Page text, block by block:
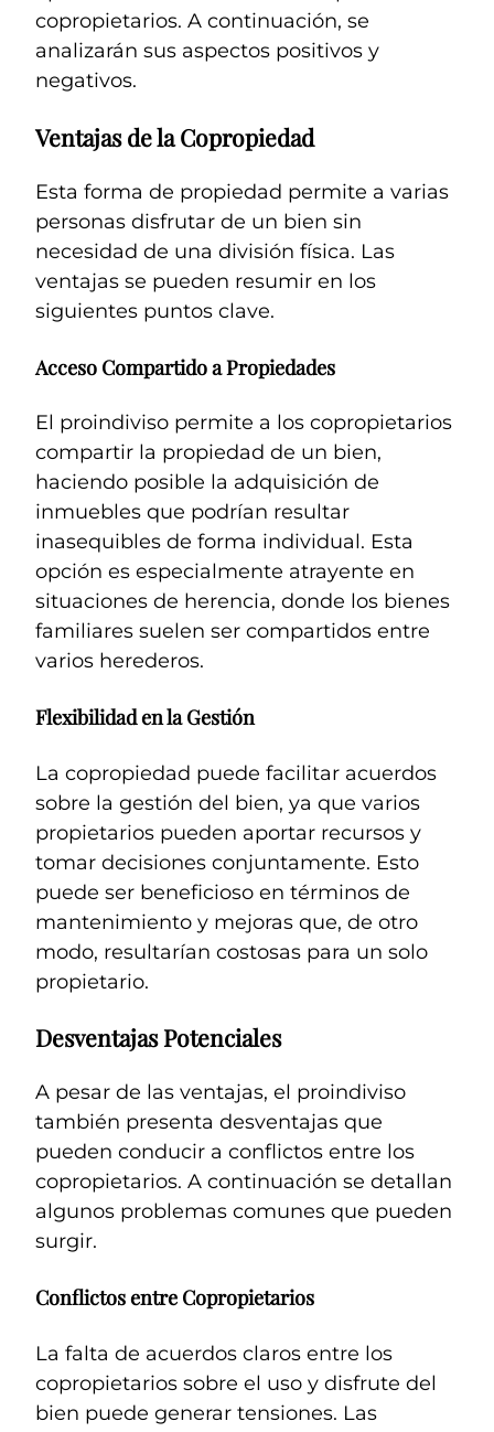
copropietarios. A continuación, se
analizarán sus aspectos positivos y
negativos.
Ventajas de la Copropiedad
Esta forma de propiedad permite a varias
personas disfrutar de un bien sin
necesidad de una división física. Las
ventajas se pueden resumir en los
siguientes puntos clave.
Acceso Compartido a Propiedades
El proindiviso permite a los copropietarios
compartir la propiedad de un bien,
haciendo posible la adquisición de
inmuebles que podrían resultar
inasequibles de forma individual. Esta
opción es especialmente atrayente en
situaciones de herencia, donde los bienes
familiares suelen ser compartidos entre
varios herederos.
Flexibilidad en la Gestión
La copropiedad puede facilitar acuerdos
sobre la gestión del bien, ya que varios
propietarios pueden aportar recursos y
tomar decisiones conjuntamente. Esto
puede ser beneficioso en términos de
mantenimiento y mejoras que, de otro
modo, resultarían costosas para un solo
propietario.
Desventajas Potenciales
A pesar de las ventajas, el proindiviso
también presenta desventajas que
pueden conducir a conflictos entre los
copropietarios. A continuación se detallan
algunos problemas comunes que pueden
surgir.
Conflictos entre Copropietarios
La falta de acuerdos claros entre los
copropietarios sobre el uso y disfrute del
bien puede generar tensiones. Las